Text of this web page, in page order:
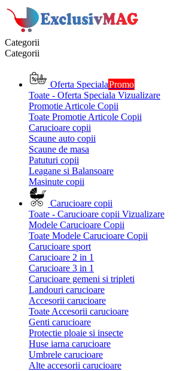
Categorii
Categorii
Oferta SpecialaPromo
Toate - Oferta Speciala Vizualizare
Promotie Articole Copii
Toate Promotie Articole Copii
Carucioare copii
Scaune auto copii
Scaune de masa
Patuturi copii
Leagane si Balansoare
Masinute copii
Carucioare copii
Toate - Carucioare copii Vizualizare
Modele Carucioare Copii
Toate Modele Carucioare Copii
Carucioare sport
Carucioare 2 in 1
Carucioare 3 in 1
Carucioare gemeni si tripleti
Landouri carucioare
Accesorii carucioare
Toate Accesorii carucioare
Genti carucioare
Protectie ploaie si insecte
Huse iarna carucioare
Umbrele carucioare
Alte accesorii carucioare